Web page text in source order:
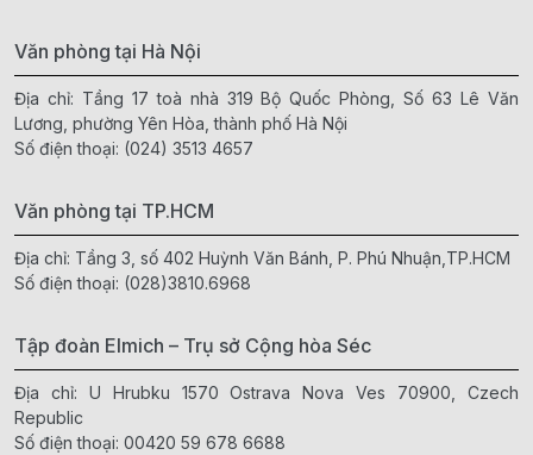
Văn phòng tại Hà Nội
Địa chỉ: Tầng 17 toà nhà 319 Bộ Quốc Phòng, Số 63 Lê Văn
Lương, phường Yên Hòa, thành phố Hà Nội
Số điện thoại: (024) 3513 4657
Văn phòng tại TP.HCM
Địa chỉ: Tầng 3, số 402 Huỳnh Văn Bánh, P. Phú Nhuận,TP.HCM
Số điện thoại: (028)3810.6968
Tập đoàn Elmich – Trụ sở Cộng hòa Séc
Địa chỉ: U Hrubku 1570 Ostrava Nova Ves 70900, Czech
Republic
Số điện thoại: 00420 59 678 6688